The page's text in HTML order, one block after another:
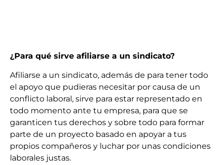
¿Para qué sirve afiliarse a un sindicato?
Afiliarse a un sindicato, además de para tener todo
el apoyo que pudieras necesitar por causa de un
conflicto laboral, sirve para estar representado en
todo momento ante tu empresa, para que se
garanticen tus derechos y sobre todo para formar
parte de un proyecto basado en apoyar a tus
propios compañeros y luchar por unas condiciones
laborales justas.